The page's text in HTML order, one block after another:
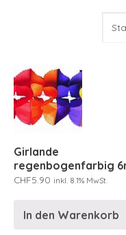
Girlande
regenbogenfarbig
CHF5.90 inkl. 8.1% MwSt.
In den Warenkorb